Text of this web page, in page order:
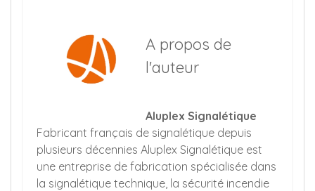
A propos de
l'auteur
Aluplex Signalétique
Fabricant français de signalétique depuis
plusieurs décennies Aluplex Signalétique est
une entreprise de fabrication spécialisée dans
la signalétique technique, la sécurité incendie